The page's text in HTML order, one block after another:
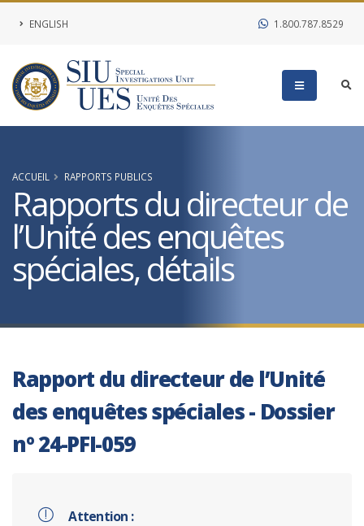
ENGLISH 1.800.787.8529
ACCUEIL RAPPORTS PUBLICS
Rapports du directeur de
l’Unité des enquêtes
spéciales, détails
Rapport du directeur de l’Unité
des enquêtes spéciales - Dossier
nº 24-PFI-059
Attention :